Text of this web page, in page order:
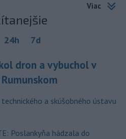
Viac
24h 7d
dron a vybuchol v
a skúšobného ústavu
Poslankyňa hádzala do